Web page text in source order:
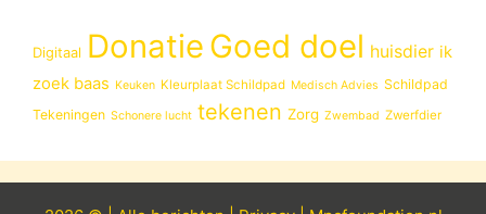
Digitaal Donatie Goed doel huisdier ik
zoek baas Keuken Kleurplaat Schildpad Medisch Advies Schildpad
Tekeningen Schonere lucht tekenen Zorg Zwembad Zwerfdier